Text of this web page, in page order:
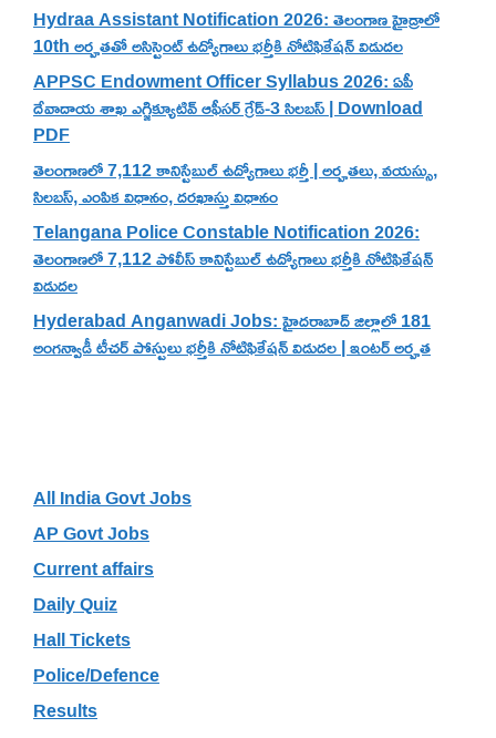
Hydraa Assistant Notification 2026: తెలంగాణ హైడ్రాలో
10th అర్హతతో అసిస్టెంట్ ఉద్యోగాలు భర్తీకి నోటిఫికేషన్ విడుదల
APPSC Endowment Officer Syllabus 2026: ఏపీ
దేవాదాయ శాఖ ఎగ్జిక్యూటివ్ ఆఫీసర్ గ్రేడ్-3 సిలబస్ | Download
PDF
తెలంగాణలో 7,112 కానిస్టేబుల్ ఉద్యోగాలు భర్తీ | అర్హతలు, వయస్సు,
సిలబస్, ఎంపిక విధానం, దరఖాస్తు విధానం
Telangana Police Constable Notification 2026:
తెలంగాణలో 7,112 పోలీస్ కానిస్టేబుల్ ఉద్యోగాలు భర్తీకి నోటిఫికేషన్
విడుదల
Hyderabad Anganwadi Jobs: హైదరాబాద్ జిల్లాలో 181
అంగన్వాడీ టీచర్ పోస్టులు భర్తీకి నోటిఫికేషన్ విడుదల | ఇంటర్ అర్హత
All India Govt Jobs
AP Govt Jobs
Current affairs
Daily Quiz
Hall Tickets
Police/Defence
Results